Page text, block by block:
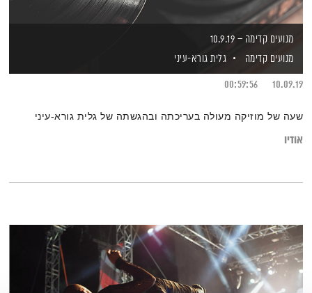
מנועים קדימה – 10.9.19
מנועים קדימה
גלית גורא-עיני
10.09.19
00:59:56
שעה של מוזיקה מעולה בעריכתה ובהגשתה של גלית גורא-עיני
אודיו